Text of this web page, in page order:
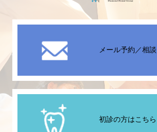
メール予約／相談
初診の方はこちら